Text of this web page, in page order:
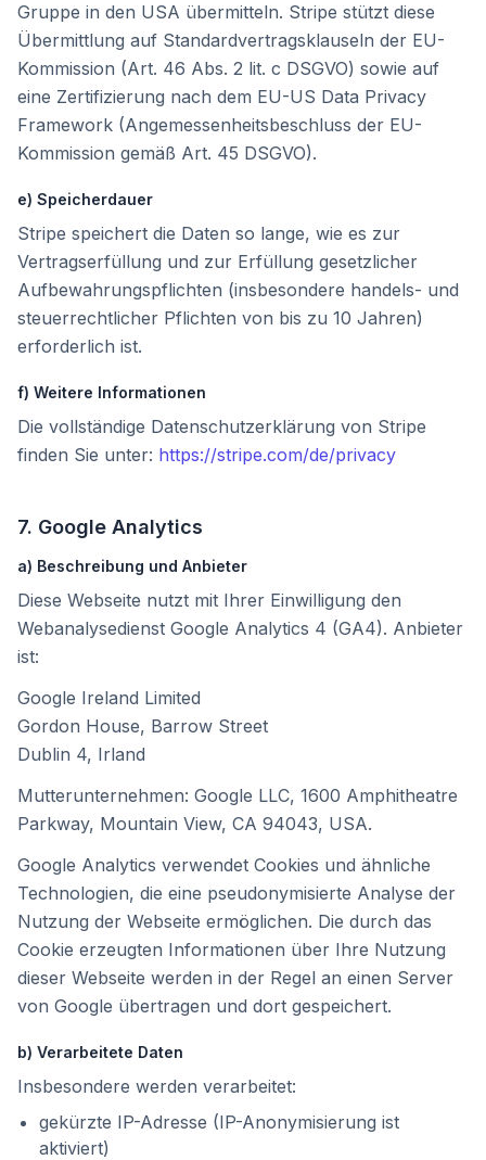
Gruppe in den USA übermitteln. Stripe stützt diese
Übermittlung auf Standardvertragsklauseln der EU-
Kommission (Art. 46 Abs. 2 lit. c DSGVO) sowie auf
eine Zertifizierung nach dem EU-US Data Privacy
Framework (Angemessenheitsbeschluss der EU-
Kommission gemäß Art. 45 DSGVO).
e) Speicherdauer
Stripe speichert die Daten so lange, wie es zur
Vertragserfüllung und zur Erfüllung gesetzlicher
Aufbewahrungspflichten (insbesondere handels- und
steuerrechtlicher Pflichten von bis zu 10 Jahren)
erforderlich ist.
f) Weitere Informationen
Die vollständige Datenschutzerklärung von Stripe
finden Sie unter: https://stripe.com/de/privacy
7. Google Analytics
a) Beschreibung und Anbieter
Diese Webseite nutzt mit Ihrer Einwilligung den
Webanalysedienst Google Analytics 4 (GA4). Anbieter
ist:
Google Ireland Limited
Gordon House, Barrow Street
Dublin 4, Irland
Mutterunternehmen: Google LLC, 1600 Amphitheatre
Parkway, Mountain View, CA 94043, USA.
Google Analytics verwendet Cookies und ähnliche
Technologien, die eine pseudonymisierte Analyse der
Nutzung der Webseite ermöglichen. Die durch das
Cookie erzeugten Informationen über Ihre Nutzung
dieser Webseite werden in der Regel an einen Server
von Google übertragen und dort gespeichert.
b) Verarbeitete Daten
Insbesondere werden verarbeitet:
gekürzte IP-Adresse (IP-Anonymisierung ist
aktiviert)